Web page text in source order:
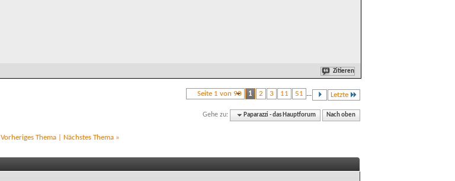
Zitieren
Seite 1 von 90 1 2 3 11 51 ... Letzte
Gehe zu: Paparazzi - das Hauptforum Nach oben
Vorheriges Thema| Nächstes Thema »